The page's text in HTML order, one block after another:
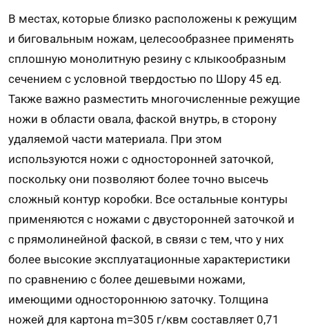
В местах, которые близко расположены к режущим
и биговальным ножам, целесообразнее применять
сплошную монолитную резину с клыкообразным
сечением с условной твердостью по Шору 45 ед.
Также важно разместить многочисленные режущие
ножи в области овала, фаской внутрь, в сторону
удаляемой части материала. При этом
используются ножи с односторонней заточкой,
поскольку они позволяют более точно высечь
сложный контур коробки. Все остальные контуры
применяются с ножами с двусторонней заточкой и
с прямолинейной фаской, в связи с тем, что у них
более высокие эксплуатационные характеристики
по сравнению с более дешевыми ножами,
имеющими одностороннюю заточку. Толщина
ножей для картона m=305 г/квм составляет 0,71